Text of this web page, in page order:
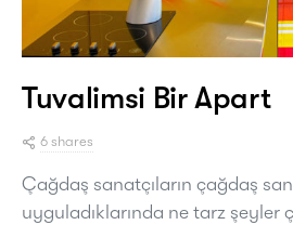
Tuvalimsi Bir Apart
6 shares
Çağdaş sanatçıların çağdaş
uyguladıklarında ne tarz şeyler